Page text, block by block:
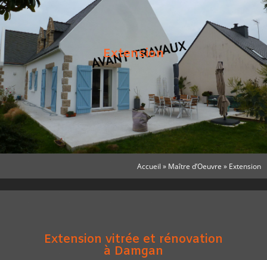
Extension
Accueil » Maître d’Oeuvre » Extension
Extension vitrée et rénovation
à Damgan